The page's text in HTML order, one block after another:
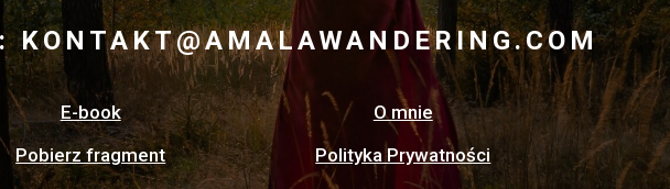
KONTAKT@AMALAWANDERING.COM
E-book
Pobierz fragment
O mnie
Polityka Prywatności